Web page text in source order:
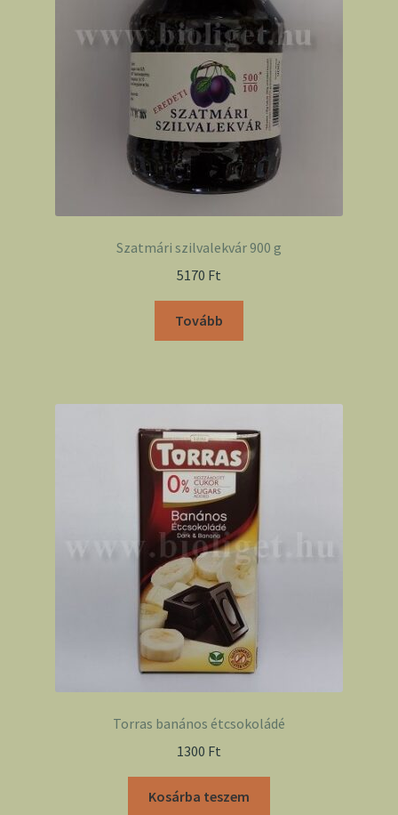
Szatmári szilvalekvár 900 g
5170 Ft
Tovább
Torras banános étcsokoládé
1300 Ft
Kosárba teszem